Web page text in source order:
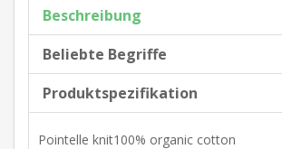
Beschreibung
Beliebte Begriffe
Produktspezifikation
Pointelle knit100% organic cotton